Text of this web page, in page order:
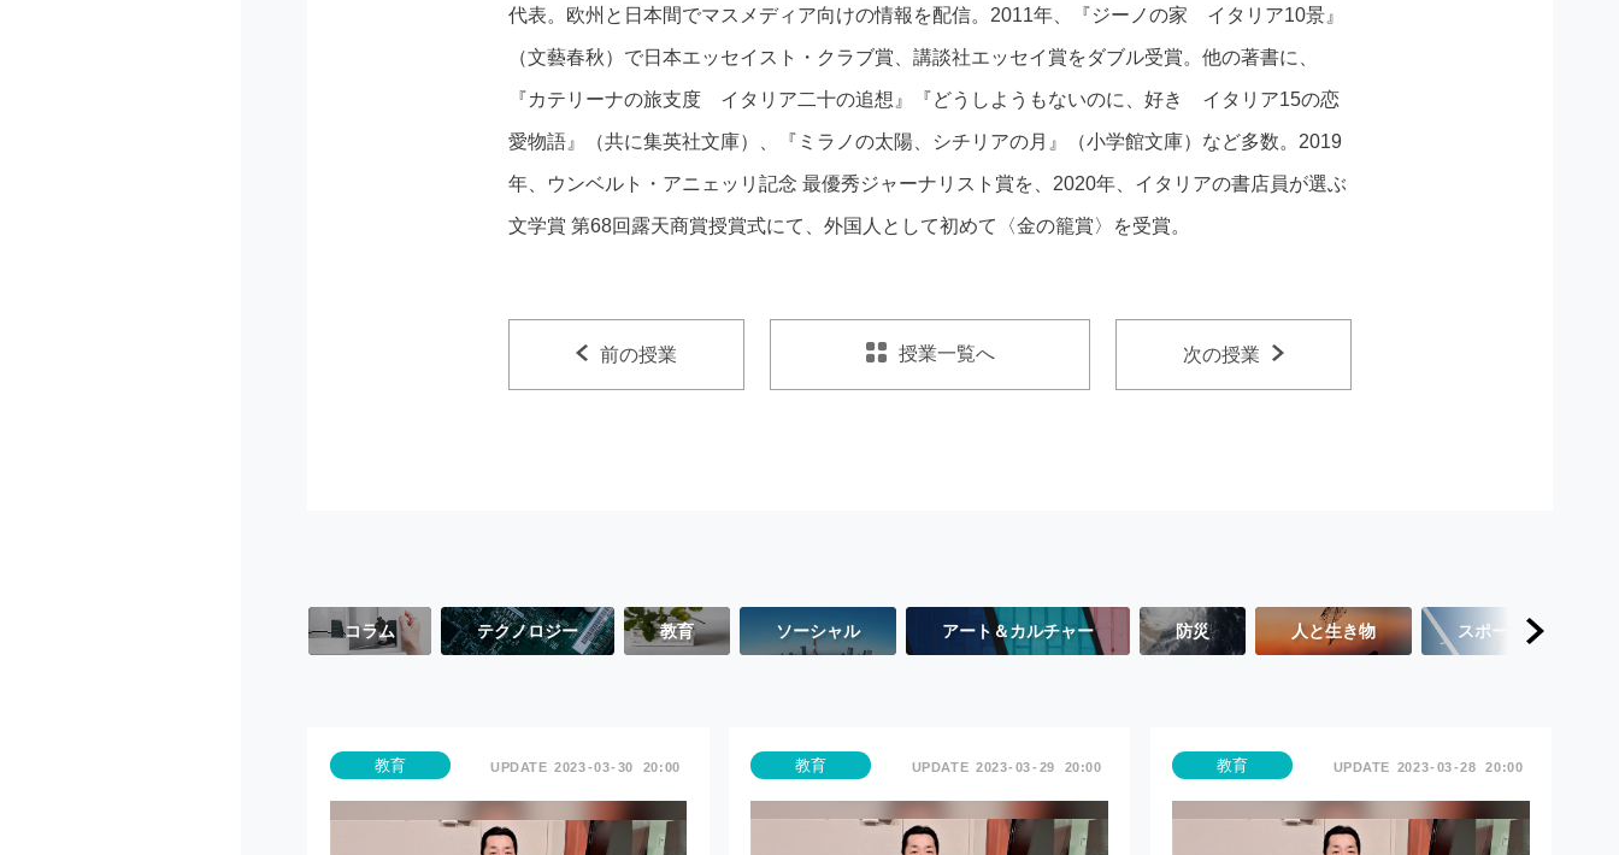
代表。欧州と日本間でマスメディア向けの情報を配信。2011年、『ジーノの家 イタリア10景』
（文藝春秋）で日本エッセイスト・クラブ賞、講談社エッセイ賞をダブル受賞。他の著書に、
『カテリーナの旅支度 イタリア二十の追想』『どうしようもないのに、好き イタリア15の恋
愛物語』（共に集英社文庫）、『ミラノの太陽、シチリアの月』（‎小学館文庫）など多数。2019
年、ウンベルト・アニェッリ記念 最優秀ジャーナリスト賞を、2020年、イタリアの書店員が選ぶ
文学賞 第68回露天商賞授賞式にて、外国人として初めて〈金の籠賞〉を受賞。
前の授業 授業一覧へ 次の授業
コラム テクノロジー 教育 ソーシャル アート＆カルチャー 防災 人と生き物 スポーツ
教育 2023 03 30 20:00 教育 2023 03 29 20:00 教育 2023 03 28 20:00